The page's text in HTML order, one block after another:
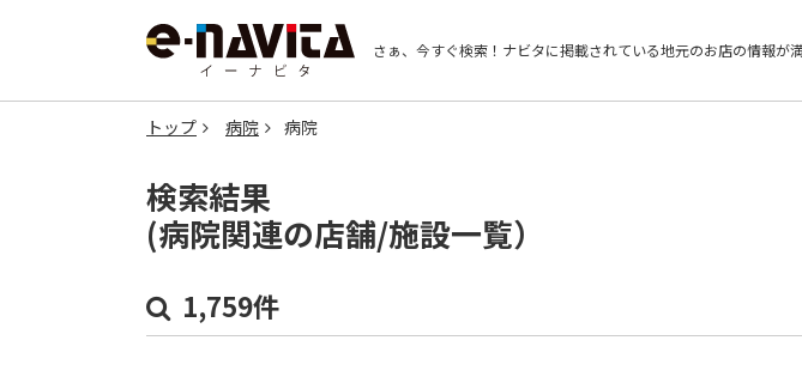
さぁ、今すぐ検索！ ナビタに掲載されている地元のお店の情報が
トップ 病院 病院
検索結果
(病院関連の店舗/施設一覧）
1,759件